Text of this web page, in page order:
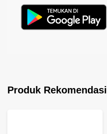
Produk Rekomendasi